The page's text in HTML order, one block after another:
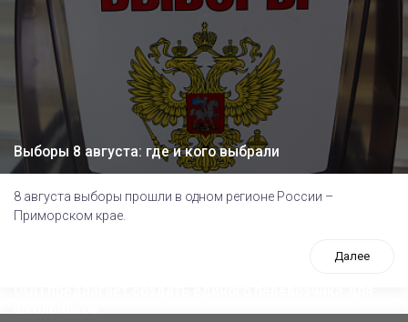
Выборы 8 августа: где и кого выбрали
8 августа выборы прошли в одном регионе России –
Приморском крае.
Далее